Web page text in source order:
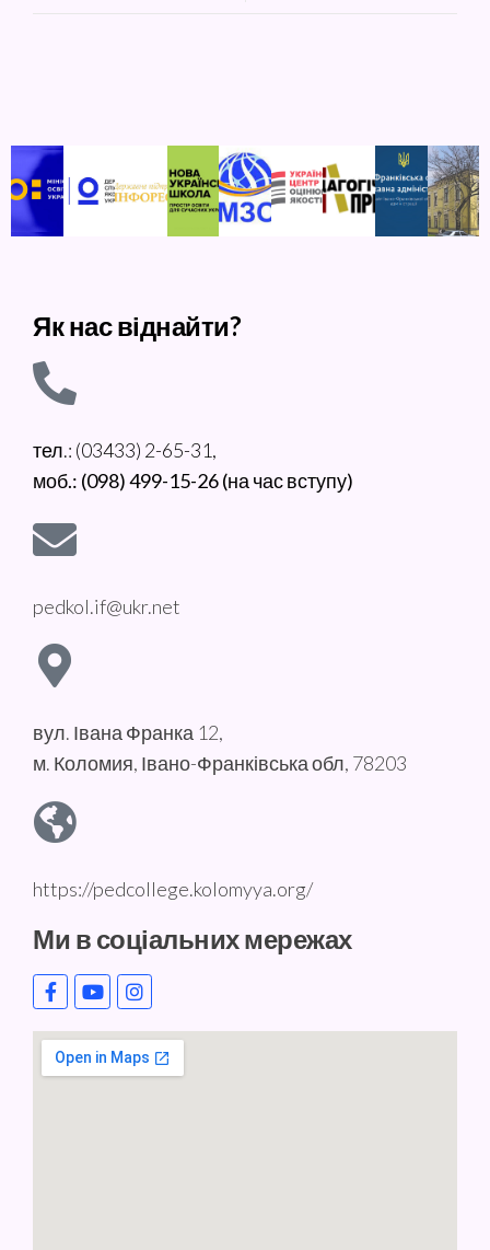
Як нас віднайти?
тел.: (03433) 2-65-31,
моб.: (098) 499-15-26 (на час вступу)
pedkol.if@ukr.net
вул. Івана Франка 12,
м. Коломия, Івано-Франківська обл, 78203
https://pedcollege.kolomyya.org/
Ми в соціальних мережах